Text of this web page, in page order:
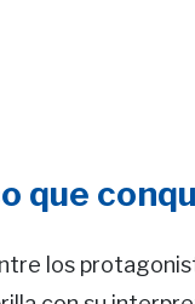
que
los